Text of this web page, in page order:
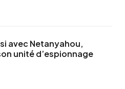
avec Netanyahou,
unité d’espionnage